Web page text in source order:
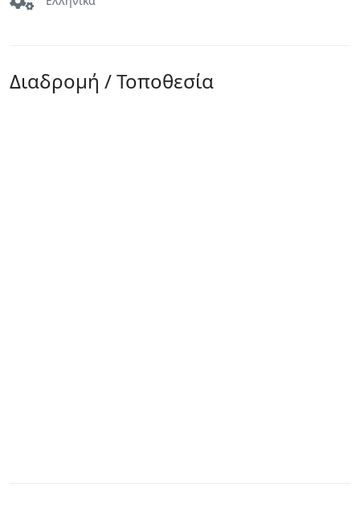
Διαδρομή / Τοποθεσία